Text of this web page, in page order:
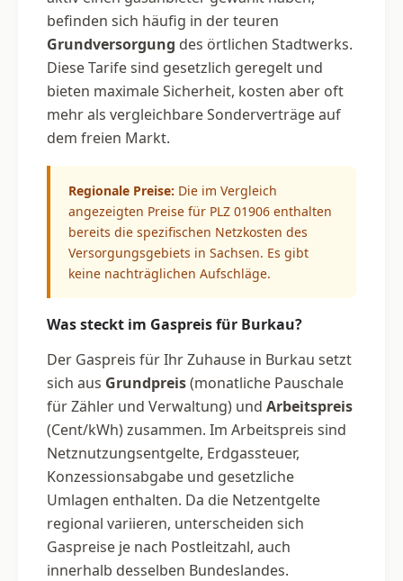
befinden sich häufig in der teuren
Grundversorgung des örtlichen Stadtwerks.
Diese Tarife sind gesetzlich geregelt und
bieten maximale Sicherheit, kosten aber oft
mehr als vergleichbare Sonderverträge auf
dem freien Markt.
Regionale Preise: Die im Vergleich
angezeigten Preise für PLZ 01906 enthalten
bereits die spezifischen Netzkosten des
Versorgungsgebiets in Sachsen. Es gibt
keine nachträglichen Aufschläge.
Was steckt im Gaspreis für Burkau?
Der Gaspreis für Ihr Zuhause in Burkau setzt
sich aus Grundpreis(monatliche Pauschale
für Zähler und Verwaltung) und Arbeitspreis
(Cent/kWh) zusammen. Im Arbeitspreis sind
Netznutzungsentgelte, Erdgassteuer,
Konzessionsabgabe und gesetzliche
Umlagen enthalten. Da die Netzentgelte
regional variieren, unterscheiden sich
Gaspreise je nach Postleitzahl, auch
innerhalb desselben Bundeslandes.